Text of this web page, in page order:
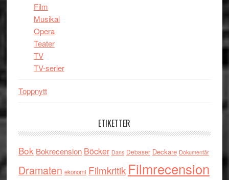
Film
Musikal
Opera
Teater
TV
TV-serier
Toppnytt
ETIKETTER
Bok Bokrecension Böcker Dans Debaser Deckare Dokumentär
Dramaten ekonomi Filmkritik Filmrecension